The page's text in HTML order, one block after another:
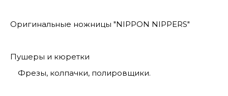
Оригинальные ножницы "NIPPON NIPPERS"
Пушеры и кюретки
Фрезы, колпачки, полировщики.